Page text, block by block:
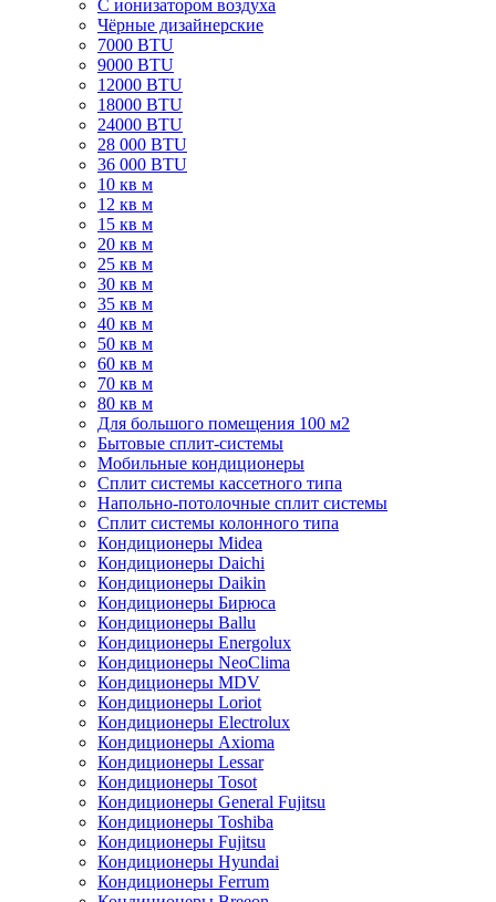
C ионизатором воздуха
Чёрные дизайнерские
7000 BTU
9000 BTU
12000 BTU
18000 BTU
24000 BTU
28 000 BTU
36 000 BTU
10 кв м
12 кв м
15 кв м
20 кв м
25 кв м
30 кв м
35 кв м
40 кв м
50 кв м
60 кв м
70 кв м
80 кв м
Для большого помещения 100 м2
Бытовые сплит-системы
Мобильные кондиционеры
Сплит системы кассетного типа
Напольно-потолочные сплит системы
Сплит системы колонного типа
Кондиционеры Midea
Кондиционеры Daichi
Кондиционеры Daikin
Кондиционеры Бирюса
Кондиционеры Ballu
Кондиционеры Energolux
Кондиционеры NeoClima
Кондиционеры MDV
Кондиционеры Loriot
Кондиционеры Electrolux
Кондиционеры Axioma
Кондиционеры Lessar
Кондиционеры Tosot
Кондиционеры General Fujitsu
Кондиционеры Toshiba
Кондиционеры Fujitsu
Кондиционеры Hyundai
Кондиционеры Ferrum